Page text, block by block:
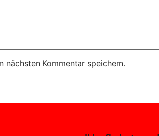
nächsten Kommentar speichern.